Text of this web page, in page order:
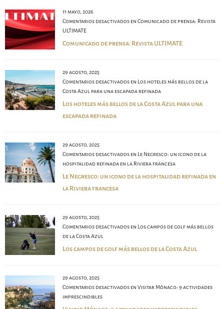
11 mayo, 2026
Comentarios desactivados en Comunicado de prensa: Revista
ULTIMATE
Comunicado de prensa: Revista ULTIMATE
29 agosto, 2025
Comentarios desactivados en Los hoteles más bellos de la
Costa Azul para una escapada refinada
Los hoteles más bellos de la Costa Azul para una
escapada refinada
29 agosto, 2025
Comentarios desactivados en Le Negresco: un icono de la
hospitalidad refinada en la Riviera francesa
Le Negresco: un icono de la hospitalidad refinada en
la Riviera francesa
29 agosto, 2025
Comentarios desactivados en Los campos de golf más bellos
de la Costa Azul
Los campos de golf más bellos de la Costa Azul
29 agosto, 2025
Comentarios desactivados en Visitar Mónaco: 9 actividades
imprescindibles